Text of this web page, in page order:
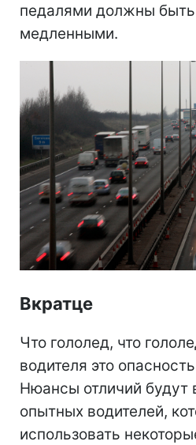
педалями должны
медленными.
Вкратце
Что гололед, что
водителя это
Нюансы отличий будут
опытных водителей,
использовать